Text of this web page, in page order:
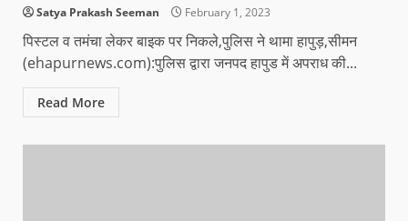
Satya Prakash Seeman February 1, 2023
पिस्टल व तमंचा लेकर बाइक पर निकले,पुलिस ने थामा हापुड़,सीमन
(ehapurnews.com):पुलिस द्वारा जनपद हापुड में अपराध की...
Read More